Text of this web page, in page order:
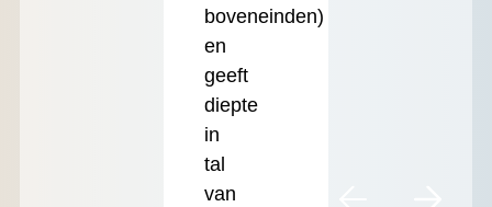
boveneinden)
en
geeft
diepte
in
tal
van